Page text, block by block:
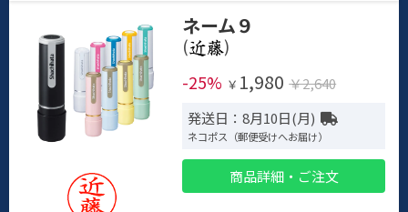
ネーム９
(
)
-25% ￥ 1,980 ￥2,640
発送日：8月10日(月)
ネコポス（郵便受けへお届け）
商品詳細・ご注文